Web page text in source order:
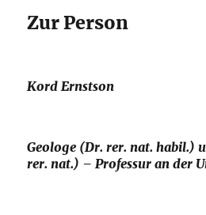
Zur Person
Kord Ernstson
Geologe (Dr. rer. nat. habil.)
rer. nat.) – Professur an der